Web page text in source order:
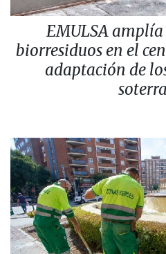
EMULSA
biorresiduos en el
adaptación de